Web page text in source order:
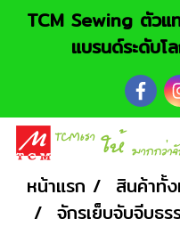
TCM Sewing ตัวแ
แบรนด์ระดับโ
หน้าแรก สินค้าทั้
จักรเย็บจับจีบธ